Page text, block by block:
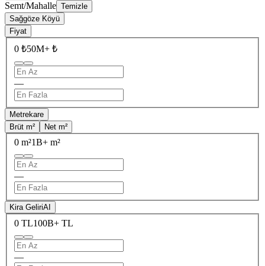
Semt/Mahalle Temizle
Sağgöze Köyü
Fiyat
0 ₺50M+ ₺
—
Metrekare
Brüt m²
Net m²
0 m²1B+ m²
—
Kira GeliriAI
0 TL100B+ TL
—